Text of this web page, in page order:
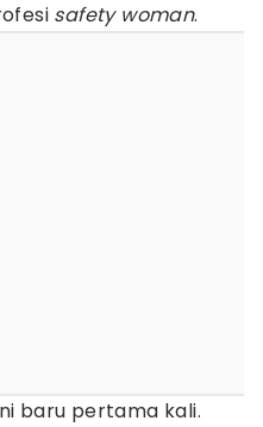
safety woman.
baru pertama kali.